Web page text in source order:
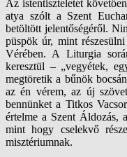
Az istentiszteletet
atya szólt a Szent
betöltött jelentőségéről.
püspök úr, mint
Vérében. A Liturgia
keresztül – „vegyétek,
megtöretik a bűnök
az én vérem, az új
bennünket a Titkos
értelme a Szent Áldozás,
mint hogy cselekvő
misztériumnak.